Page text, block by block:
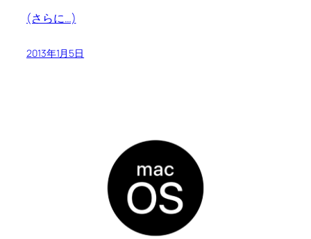
(さらに…)
2013年1月5日